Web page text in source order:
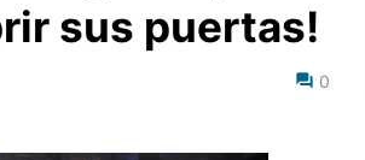
sus puertas!
0